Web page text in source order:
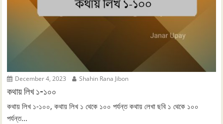
December 4, 2023 Shahin Rana Jibon
কথায় লিখ ১-১০০
কথায় লিখ ১-১০০, কথায় লিখ ১ থেকে ১০০ পর্যন্ত কথায় লেখা ছবি ১ থেকে ১০০
পর্যন্ত...